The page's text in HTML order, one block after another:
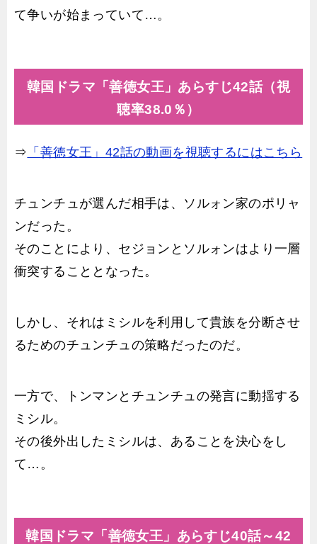
て争いが始まっていて…。
韓国ドラマ「善徳女王」あらすじ42話（視
聴率38.0％）
⇒ 「善徳女王」42話の動画を視聴するにはこちら
チュンチュが選んだ相手は、ソルォン家のポリャ
ンだった。
そのことにより、セジョンとソルォンはより一層
衝突することとなった。
しかし、それはミシルを利用して貴族を分断させ
るためのチュンチュの策略だったのだ。
一方で、トンマンとチュンチュの発言に動揺する
ミシル。
その後外出したミシルは、あることを決心をし
て…。
韓国ドラマ「善徳女王」あらすじ40話～42